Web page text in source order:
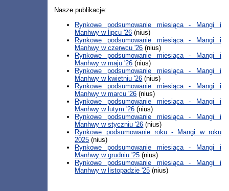
Nasze publikacje:
Rynkowe podsumowanie miesiąca - Mangi i
Manhwy w lipcu '26 (nius)
Rynkowe podsumowanie miesiąca - Mangi i
Manhwy w czerwcu '26 (nius)
Rynkowe podsumowanie miesiąca - Mangi i
Manhwy w maju '26 (nius)
Rynkowe podsumowanie miesiąca - Mangi i
Manhwy w kwietniu '26 (nius)
Rynkowe podsumowanie miesiąca - Mangi i
Manhwy w marcu '26 (nius)
Rynkowe podsumowanie miesiąca - Mangi i
Manhwy w lutym '26 (nius)
Rynkowe podsumowanie miesiąca - Mangi i
Manhwy w styczniu '26 (nius)
Rynkowe podsumowanie roku - Mangi w roku
2025 (nius)
Rynkowe podsumowanie miesiąca - Mangi i
Manhwy w grudniu '25 (nius)
Rynkowe podsumowanie miesiąca - Mangi i
Manhwy w listopadzie '25 (nius)